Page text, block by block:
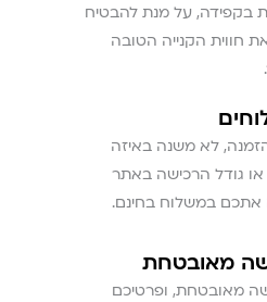
בקפידה, על מנת להבטיח
חווית הקנייה הטובה
לא משנה באיזה
או גודל הרכישה באתר
אתכם במשלוח בחינם.
מאובטחת
מאובטחת, ופרטיכם